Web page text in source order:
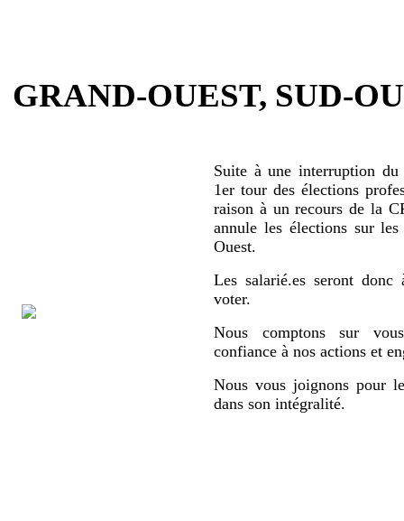
GRAND-OUEST, SUD-
Suite à une interruption
1er tour des élections
raison à un recours de la
annule les élections sur
Ouest.
Les salarié.es seront
voter.
Nous comptons sur
confiance à nos actions et
Nous vous joignons pour
dans son intégralité.